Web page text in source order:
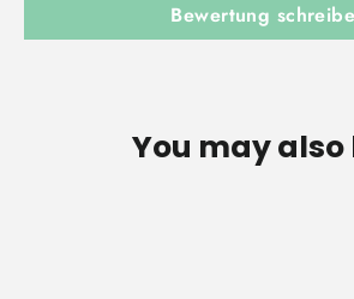
Bewertung
You may also